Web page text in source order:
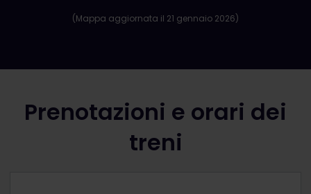
(Mappa aggiornata il 21 gennaio 2026)
Prenotazioni e orari dei
treni